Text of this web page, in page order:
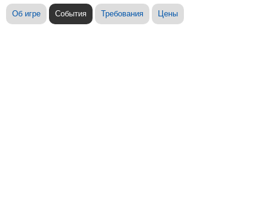
Об игре События Требования Цены